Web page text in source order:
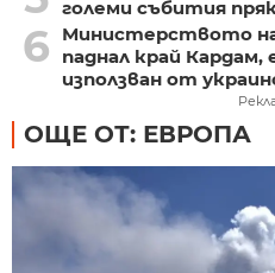
големи събития
6
Министерството
паднал край Кардам,
използван от
ОЩЕ ОТ: ЕВРОПА